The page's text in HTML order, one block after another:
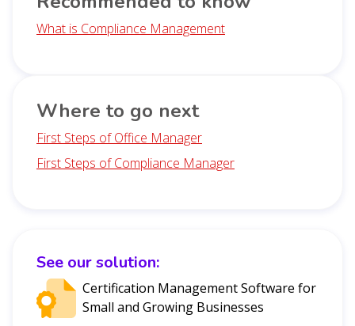
See our solution:
Certification Management Software for
Small and Growing Businesses
What is Compliance Management
Where to go next
First Steps of Office Manager
First Steps of Compliance Manager